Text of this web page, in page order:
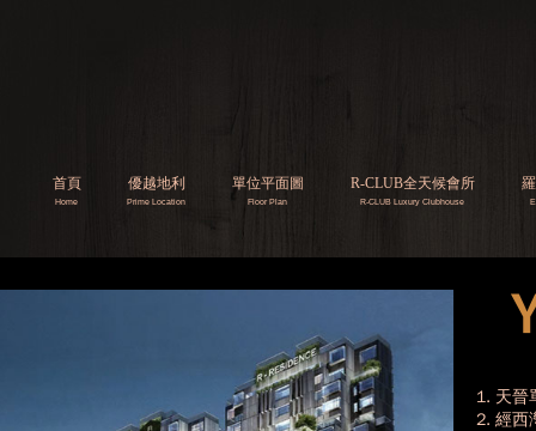
1. 天晉
2. 經西
​R-CLUB Luxury Clubhouse
​​Floor Plan
Home Prime Location
首頁 優越地利 單位平面圖 R-CLUB全天候會所